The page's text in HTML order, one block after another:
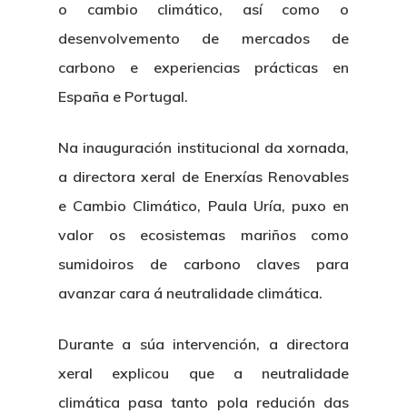
o cambio climático, así como o
desenvolvemento de mercados de
carbono e experiencias prácticas en
España e Portugal.
Na inauguración institucional da xornada,
a directora xeral de Enerxías Renovables
e Cambio Climático, Paula Uría, puxo en
valor os ecosistemas mariños como
sumidoiros de carbono claves para
avanzar cara á neutralidade climática.
Durante a súa intervención, a directora
xeral explicou que a neutralidade
climática pasa tanto pola redución das